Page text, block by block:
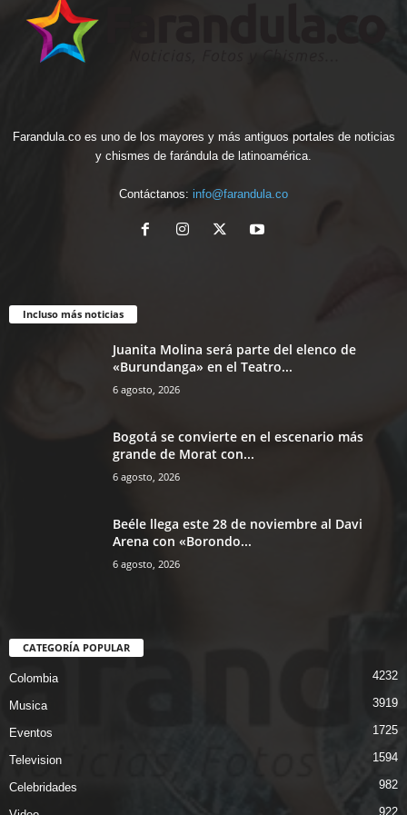
Farandula.co es uno de los mayores y más antiguos portales de noticias
y chismes de farándula de latinoamérica.
Contáctanos: info@farandula.co
Incluso más noticias
Juanita Molina será parte del elenco de
«Burundanga» en el Teatro...
6 agosto, 2026
Bogotá se convierte en el escenario más
grande de Morat con...
6 agosto, 2026
Beéle llega este 28 de noviembre al Davi
Arena con «Borondo...
6 agosto, 2026
CATEGORÍA POPULAR
Colombia 4232
Musica 3919
Eventos 1725
Television 1594
Celebridades 982
922